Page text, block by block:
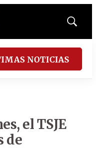
Mostrar
NOTICIAS
el TSJE
de